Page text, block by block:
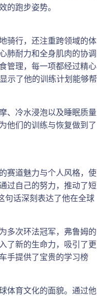
的跑步姿势。
骑行，还注重跨领域的体
肺耐力和全身肌肉的协调
管理，每一项都经过精心
示了他的训练计划能够帮
、冷水浸泡以及睡眠质量
他们的训练与恢复做到了
赛道魅力与个人风格，使
过自己的努力，推动了短
句话深刻表达了他在全球
多次环法冠军，弗鲁姆的
了新的生命力，吸引了更
手提供了宝贵的学习榜
体育文化的面貌。通过他